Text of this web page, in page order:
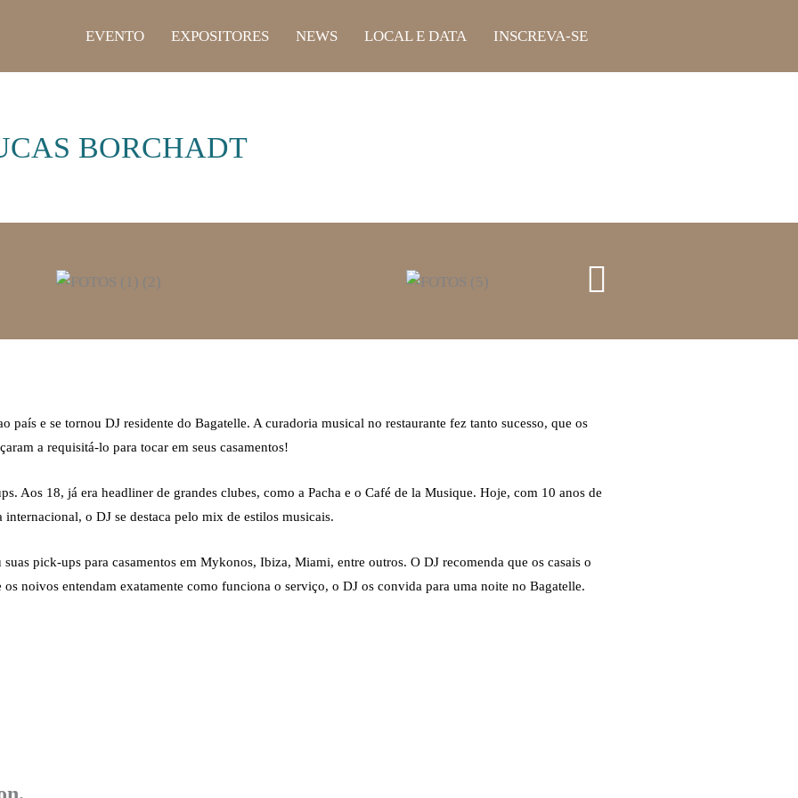
EVENTO EXPOSITORES NEWS LOCAL E DATA INSCREVA-SE
BORCHADT
e se tornou DJ residente do Bagatelle. A curadoria musical no restaurante fez tanto sucesso, que os
a requisitá-lo para tocar em seus casamentos!
Aos 18, já era headliner de grandes clubes, como a Pacha e o Café de la Musique. Hoje, com 10 anos de
internacional, o DJ se destaca pelo mix de estilos musicais.
pick-ups para casamentos em Mykonos, Ibiza, Miami, entre outros. O DJ recomenda que os casais o
noivos entendam exatamente como funciona o serviço, o DJ os convida para uma noite no Bagatelle.